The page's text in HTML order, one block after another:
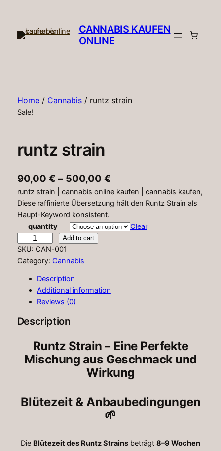
content
CANNABIS KAUFEN
ONLINE​
Home/ Cannabis/ runtz strain
Sale!
runtz strain
90,00 € – 500,00 €P
r
i
c
n
9
0
0
0
€
runtz strain | cannabis online kaufen​ | cannabis kaufen,
Diese raffinierte Übersetzung hält den Runtz Strain als
Haupt-Keyword konsistent.
quantity
Clear
u
n
r
Add to cart
SKU: CAN-001
Category: Cannabis
Description
Additional information
Reviews (0)
Description
Runtz Strain – Eine Perfekte
Mischung aus Geschmack und
Wirkung
Blütezeit & Anbaubedingungen
🌱
Die Blütezeit des Runtz Strains beträgt 8–9 Wochen